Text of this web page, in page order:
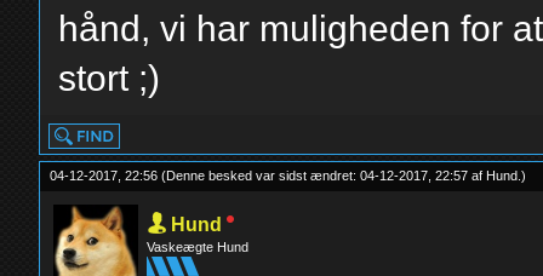
hånd, vi har muligheden for
stort ;)
04-12-2017, 22:56(Denne besked var sidst ændret: 04-12-2017, 22:57 af Hund .)
Hund
Vaskeægte Hund